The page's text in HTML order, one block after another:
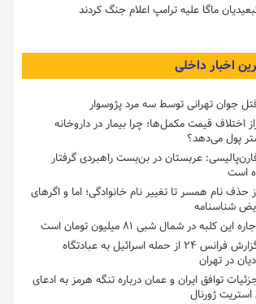
ماگا علیه ترامپ اعلام جنگ کردند
اخبار داخلی
جوان تهرانی توسط سه مرد پژوسوار
اختلاف قیمت مکمل‌ها؛ چرا بیمار در داروخانه
پول می‌دهد؟
عربستان در بن‌بست راهبردی گرفتار
است
حذف نام همسر تا تغییر نام خانوادگی؛ اما و اگرهای
شناسنامه
این کلبه در شمال شبی ۸۱ میلیون تومان است
گزارش فرانس ۲۴ از حمله اسرائیل به عبادتگاه
در تهران
توافق ایران و عمان درباره تنگه هرمز به ادعای
استریت ژورنال